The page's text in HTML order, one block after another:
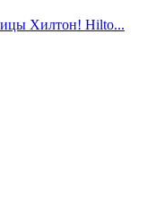
Хилтон! Hilto...